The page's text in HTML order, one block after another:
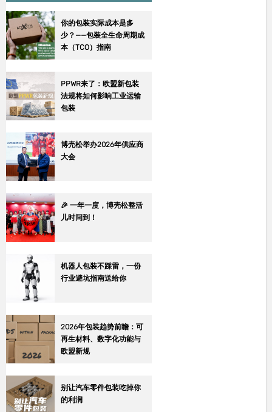
你的包装实际成本是多
少？——包装全生命周期成
本（TCO）指南
PPWR来了：欧盟新包装
法规将如何影响工业运输
包装
博壳松举办2026年供应商
大会
🎉 一年一度，博壳松整活
儿时间到！
机器人包装不踩雷，一份
行业避坑指南送给你
2026年包装趋势前瞻：可
再生材料、数字化功能与
欧盟新规
别让汽车零件包装吃掉你
的利润